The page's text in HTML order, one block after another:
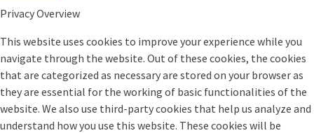
Privacy Overview
This website uses cookies to improve your experience while you
navigate through the website. Out of these cookies, the cookies
that are categorized as necessary are stored on your browser as
they are essential for the working of basic functionalities of the
website. We also use third-party cookies that help us analyze and
understand how you use this website. These cookies will be